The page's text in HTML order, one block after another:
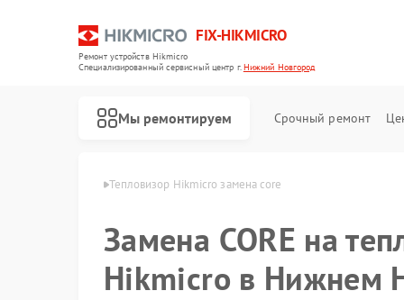
FIX-HIKMICRO
Ремонт устройств Hikmicro
Специализированный cервисный центр г.Нижний Новгород
Мы ремонтируем Срочный ремонт
Нижнем Новгороде Тепловизор Hikmicro замена core
Замена CORE на
Hikmicro в Нижнем